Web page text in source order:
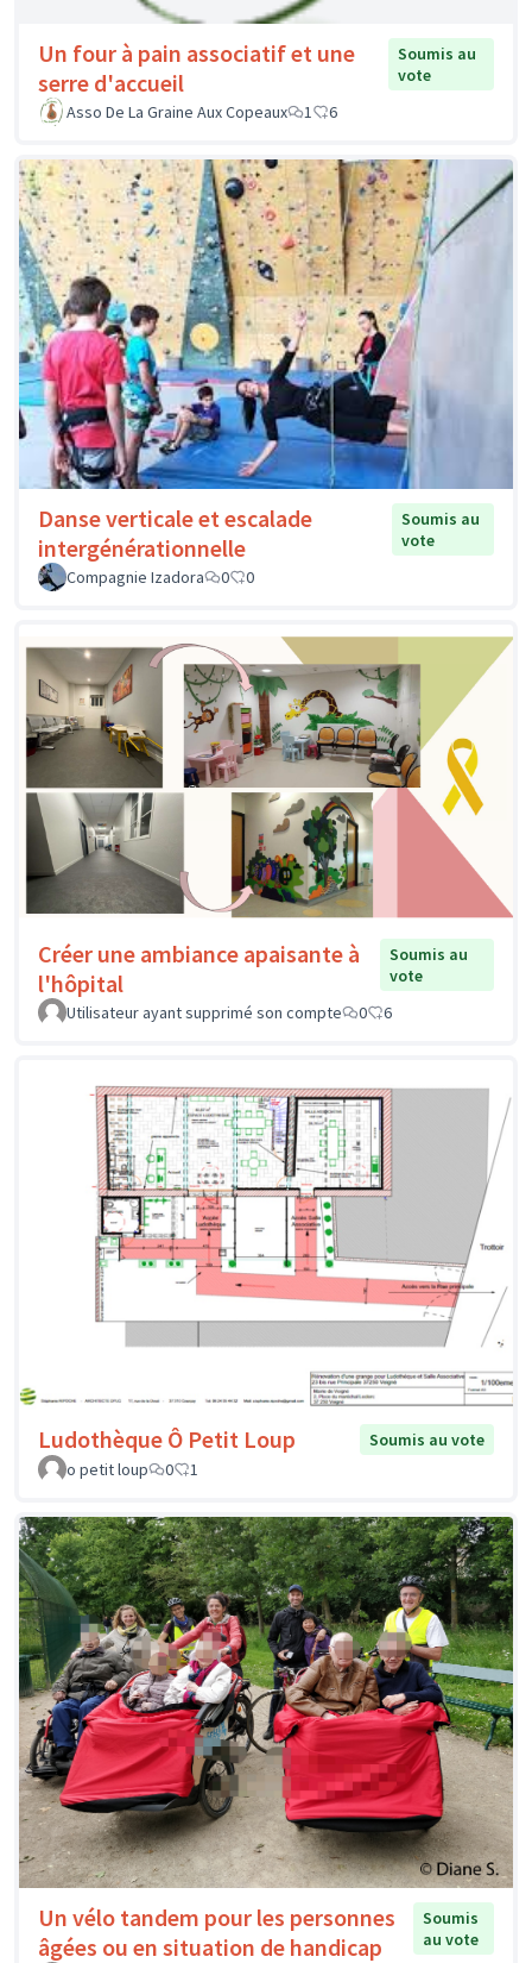
Un four à pain associatif et une
serre d'accueil
Soumis au
vote
Asso De La Graine Aux Copeaux
1 6
Danse verticale et escalade
intergénérationnelle
Soumis au
vote
Compagnie Izadora
0 0
Créer une ambiance apaisante à
l'hôpital
Soumis au
vote
Utilisateur ayant supprimé son compte
0 6
Ludothèque Ô Petit Loup
Soumis au vote
o petit loup
0 1
Un vélo tandem pour les personnes
âgées ou en situation de handicap
Soumis
au vote